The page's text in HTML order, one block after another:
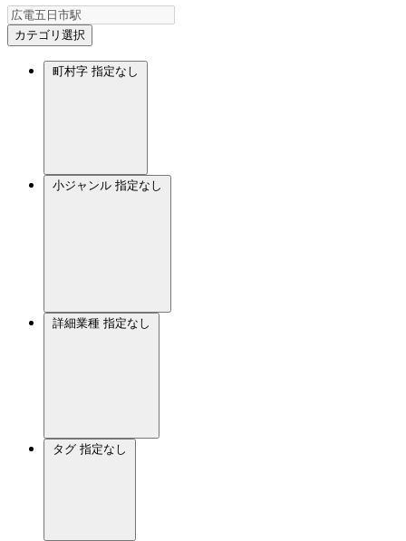
カテゴリ選択
町村字 指定なし
小ジャンル 指定なし
詳細業種 指定なし
タグ 指定なし